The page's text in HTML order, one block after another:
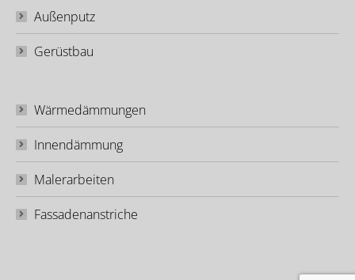
Außenputz
Gerüstbau
Wärmedämmungen
Innendämmung
Malerarbeiten
Fassadenanstriche